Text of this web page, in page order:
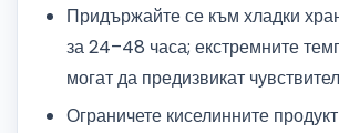
Придържайте се към хладки
за 24–48 часа; екстремните
могат да предизвикат
Ограничете киселинните